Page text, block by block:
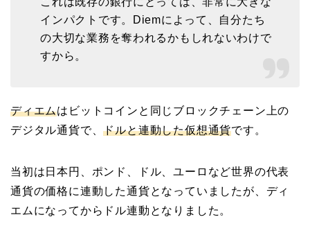
インパクトです。Diemによって、自分たち
の大切な業務を奪われるかもしれないわけで
すから。
ディエムはビットコインと同じブロックチェーン上の
デジタル通貨で、ドルと連動した仮想通貨です。
当初は日本円、ポンド、ドル、ユーロなど世界の代表
通貨の価格に連動した通貨となっていましたが、ディ
エムになってからドル連動となりました。